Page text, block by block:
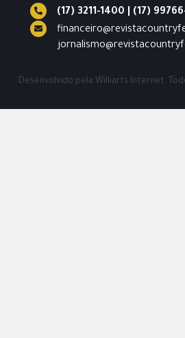
(17) 3211-1400
(17)
Desenvolvido pela Williarts Internet.